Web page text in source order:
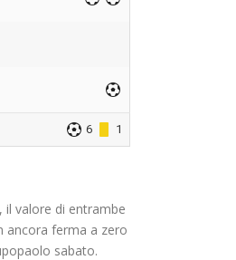
6 1
il valore di entrambe
ancora ferma a zero
sabato.